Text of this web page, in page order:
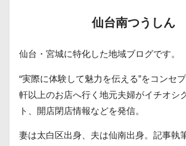
仙台南つうしん
仙台・宮城に特化した地域ブログです。
“実際に体験して魅力を伝える”をコンセ
軒以上のお店へ行く地元夫婦がイチオシ
ト、開店閉店情報などを発信。
妻は太白区出身、夫は仙南出身。記事執